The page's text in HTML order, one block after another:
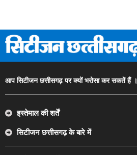
आप सिटीजन छत्तीसगढ़ पर क्यों भरोसा कर सकतें हैं ।
इस्तेमाल की शर्तें
सिटीजन छत्तीसगढ़ के बारे में